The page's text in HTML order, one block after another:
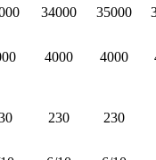
34000 35000
4000 4000
230 230